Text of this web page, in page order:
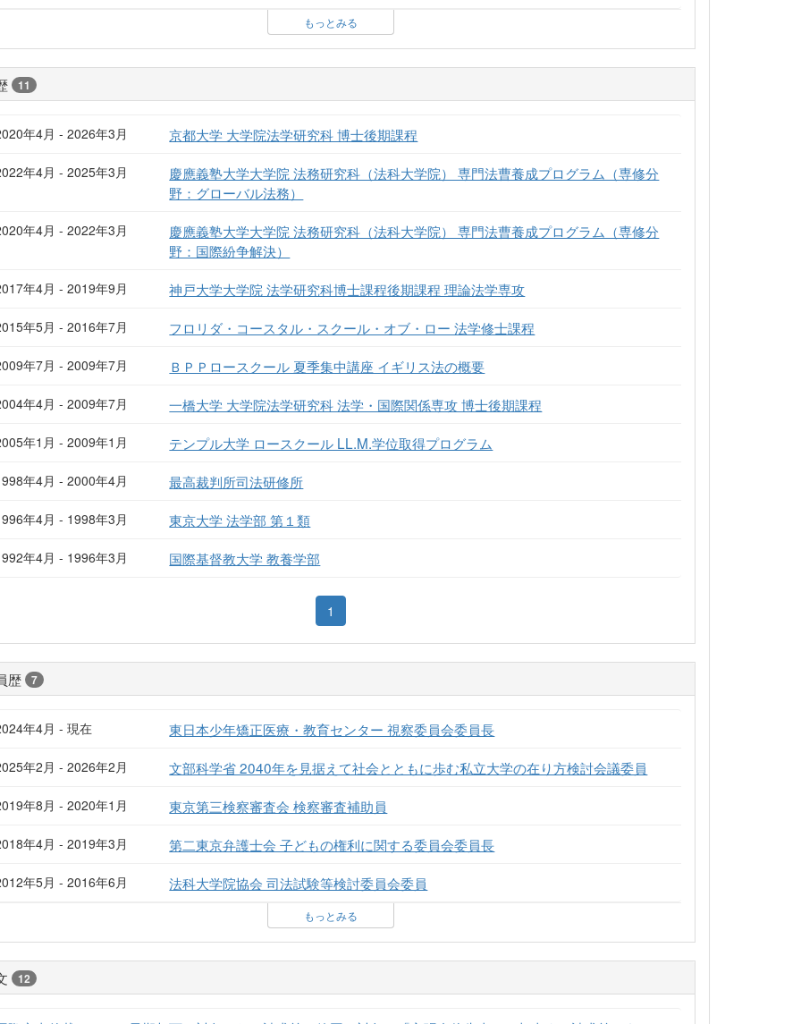
もっとみる
11
年4月 - 2026年3月 京都大学 大学院法学研究科 博士後期課程
年4月 - 2025年3月
慶應義塾大学大学院 法務研究科（法科大学院） 専門法曹養成プログラム（専修分
野：グローバル法務）
年4月 - 2022年3月
慶應義塾大学大学院 法務研究科（法科大学院） 専門法曹養成プログラム（専修分
野：国際紛争解決）
年4月 - 2019年9月 神戸大学大学院 法学研究科博士課程後期課程 理論法学専攻
年5月 - 2016年7月 フロリダ・コースタル・スクール・オブ・ロー 法学修士課程
年7月 - 2009年7月 ＢＰＰロースクール 夏季集中講座 イギリス法の概要
年4月 - 2009年7月 一橋大学 大学院法学研究科 法学・国際関係専攻 博士後期課程
年1月 - 2009年1月 テンプル大学 ロースクール LL.M.学位取得プログラム
年4月 - 2000年4月 最高裁判所司法研修所
年4月 - 1998年3月 東京大学 法学部 第１類
年4月 - 1996年3月 国際基督教大学 教養学部
1
歴 7
年4月 - 現在 東日本少年矯正医療・教育センター 視察委員会委員長
年2月 - 2026年2月 文部科学省 2040年を見据えて社会とともに歩む私立大学の在り方検討会議委員
年8月 - 2020年1月 東京第三検察審査会 検察審査補助員
年4月 - 2019年3月 第二東京弁護士会 子どもの権利に関する委員会委員長
年5月 - 2016年6月 法科大学院協会 司法試験等検討委員会委員
もっとみる
12